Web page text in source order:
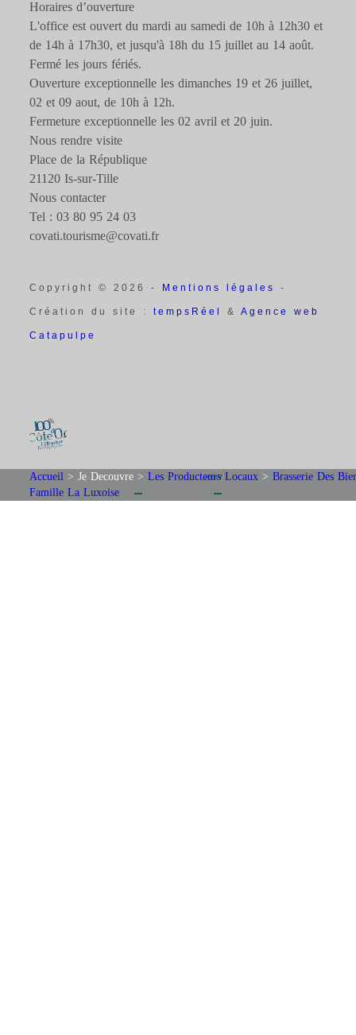
Accueil >Je Decouvre >Les Producteurs Locaux >Brasserie Des
Famille La Luxoise
Horaires d’ouverture
L'office est ouvert du mardi au samedi de 10h à 12h30 et
de 14h à 17h30, et jusqu'à 18h du 15 juillet au 14 août.
Fermé les jours fériés.
Ouverture exceptionnelle les dimanches 19 et 26 juillet,
02 et 09 aout, de 10h à 12h.
Fermeture exceptionnelle les 02 avril et 20 juin.
Nous rendre visite
Place de la République
21120 Is-sur-Tille
Nous contacter
Tel : 03 80 95 24 03
covati.tourisme@covati.fr
Copyright © 2026 - Mentions légales -
Création du site :tempsRéel&Agence web
Catapulpe